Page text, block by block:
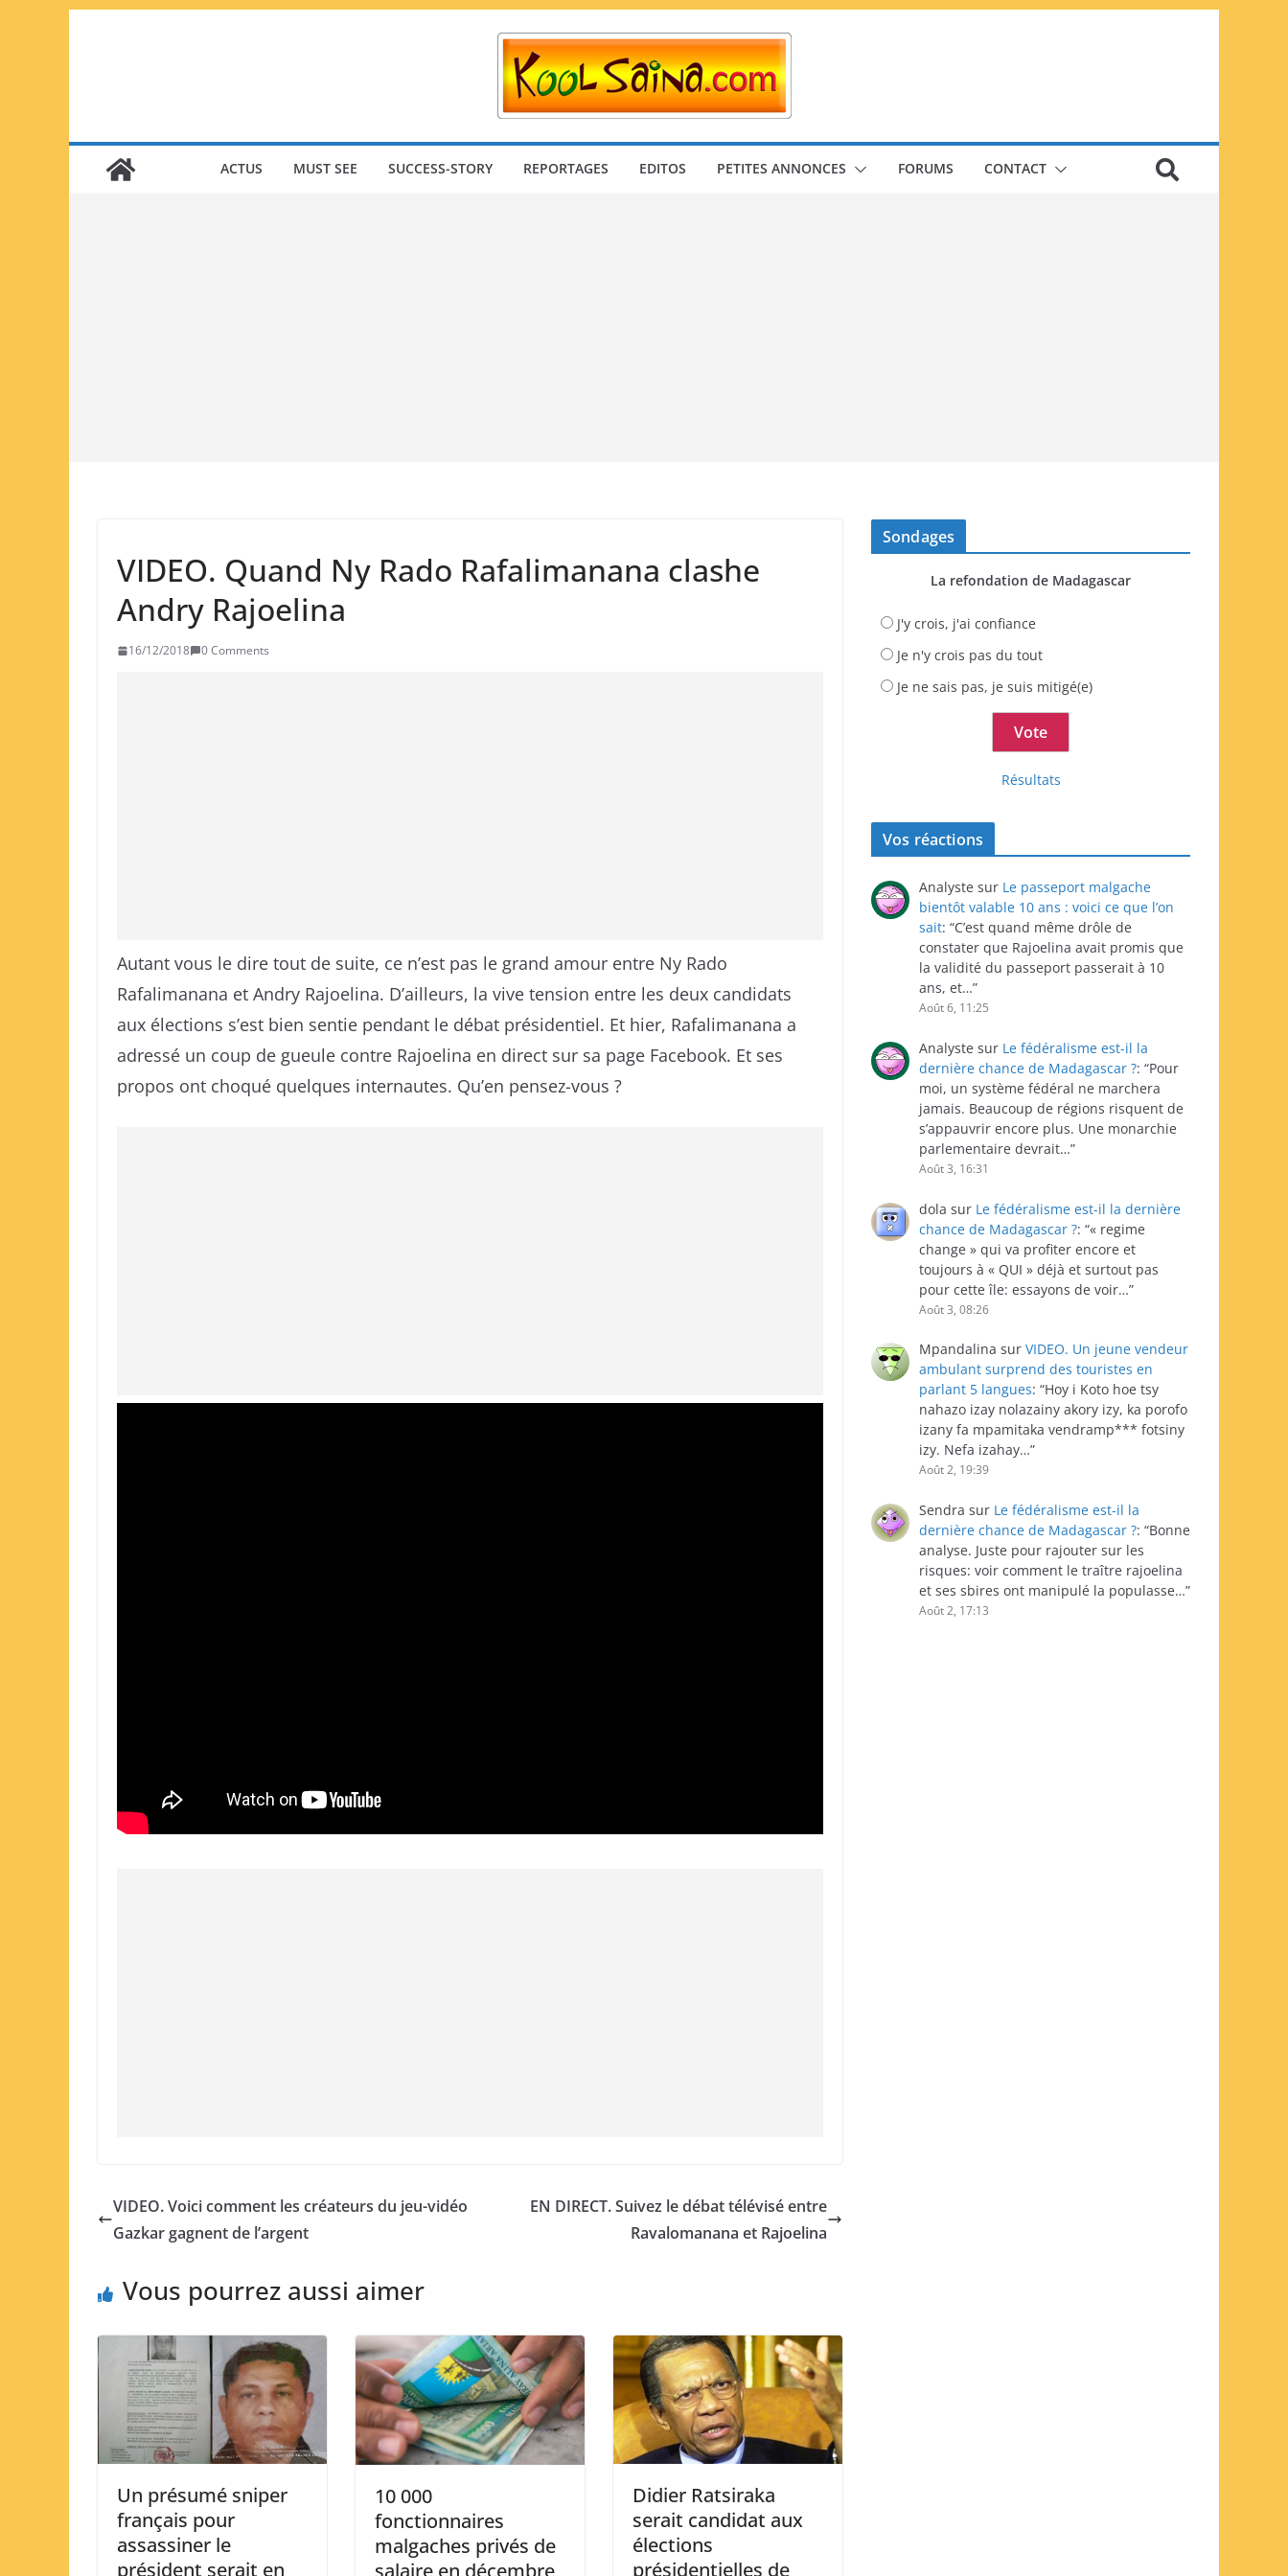
ACTUS MUST SEE SUCCESS-STORY REPORTAGES EDITOS PETITES ANNONCES FORUMS CONTACT
VIDEO. Quand Ny Rado Rafalimanana clashe
Andry Rajoelina
16/12/2018 0 Comments
Autant vous le dire tout de suite, ce n’est pas le grand amour entre Ny Rado
Rafalimanana et Andry Rajoelina. D’ailleurs, la vive tension entre les deux candidats
aux élections s’est bien sentie pendant le débat présidentiel. Et hier, Rafalimanana a
adressé un coup de gueule contre Rajoelina en direct sur sa page Facebook. Et ses
propos ont choqué quelques internautes. Qu’en pensez-vous ?
VIDEO. Voici comment les créateurs du jeu-vidéo
Gazkar gagnent de l’argent
EN DIRECT. Suivez le débat télévisé entre
Ravalomanana et Rajoelina
Vous pourrez aussi aimer
Un présumé sniper
français pour
assassiner le
président serait en
10 000
fonctionnaires
malgaches privés de
salaire en décembre
Didier Ratsiraka
serait candidat aux
élections
présidentielles de
Sondages
La refondation de Madagascar
J'y crois, j'ai confiance
Je n'y crois pas du tout
Je ne sais pas, je suis mitigé(e)
Résultats
Vos réactions
Analyste sur Le passeport malgache
bientôt valable 10 ans : voici ce que l’on
sait: “C’est quand même drôle de
constater que Rajoelina avait promis que
la validité du passeport passerait à 10
ans, et…”
Août 6, 11:25
Analyste sur Le fédéralisme est-il la
dernière chance de Madagascar ?: “Pour
moi, un système fédéral ne marchera
jamais. Beaucoup de régions risquent de
s’appauvrir encore plus. Une monarchie
parlementaire devrait…”
Août 3, 16:31
dola sur Le fédéralisme est-il la dernière
chance de Madagascar ?: “« regime
change » qui va profiter encore et
toujours à « QUI » déjà et surtout pas
pour cette île: essayons de voir…”
Août 3, 08:26
Mpandalina sur VIDEO. Un jeune vendeur
ambulant surprend des touristes en
parlant 5 langues: “Hoy i Koto hoe tsy
nahazo izay nolazainy akory izy, ka porofo
izany fa mpamitaka vendramp*** fotsiny
izy. Nefa izahay…”
Août 2, 19:39
Sendra sur Le fédéralisme est-il la
dernière chance de Madagascar ?: “Bonne
analyse. Juste pour rajouter sur les
risques: voir comment le traître rajoelina
et ses sbires ont manipulé la populasse…”
Août 2, 17:13